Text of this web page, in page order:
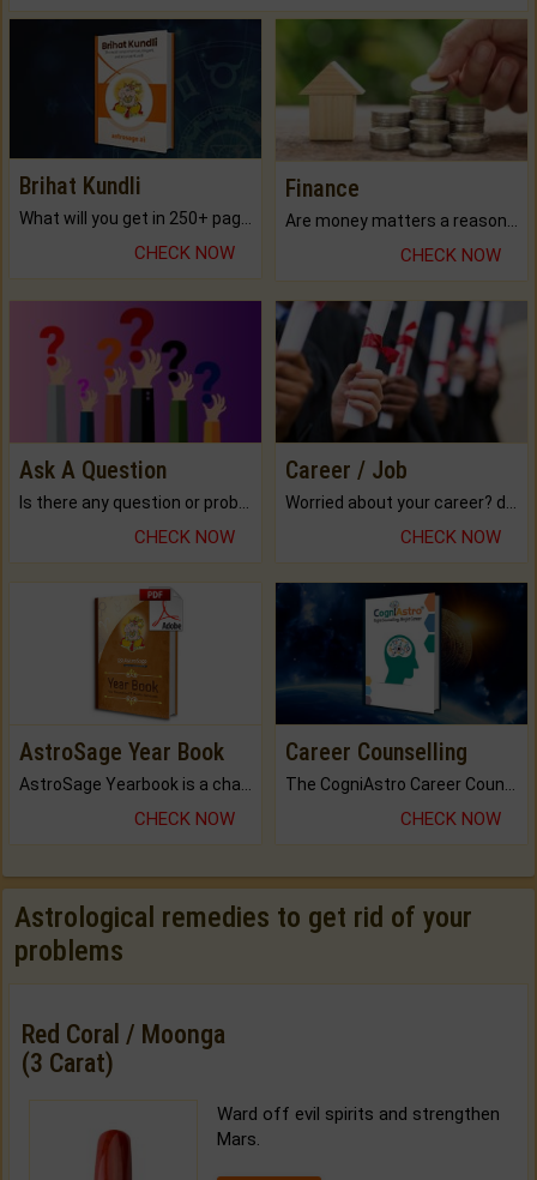
Brihat Kundli
CHECK NOW
Finance
CHECK NOW
Ask A Question
Is there any question or problem lingering.
CHECK NOW
Career / Job
Worried about your career? don't know what is.
CHECK NOW
AstroSage Year Book
AstroSage Yearbook is a channel to fulfill your dreams and destiny.
CHECK NOW
Career Counselling
The CogniAstro Career Counselling Report is the most comprehensive report available on this topic.
CHECK NOW
Astrological remedies to get rid of your
problems
Red Coral / Moonga
(3 Carat)
Ward off evil spirits and strengthen
Mars.